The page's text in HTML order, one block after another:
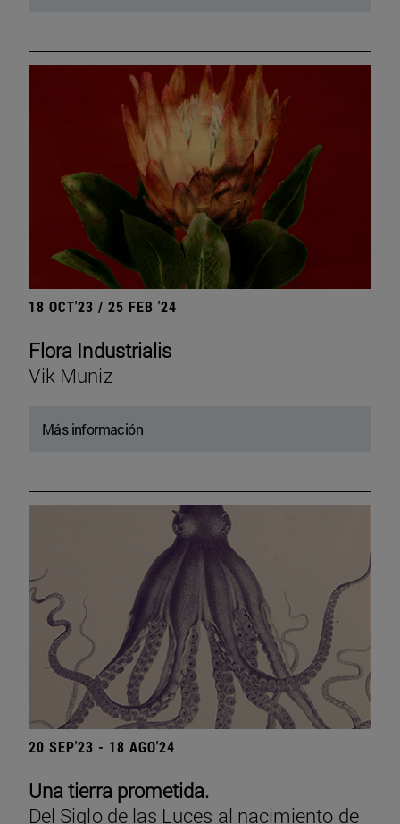
18 OCT'23 / 25 FEB '24
Flora Industrialis
Vik Muniz
Más información
20 SEP'23 - 18 AGO'24
Una tierra prometida.
Del Siglo de las Luces al nacimiento de